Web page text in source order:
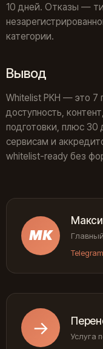
10 дней. Отказы —
категории.
Вывод
Whitelist РКН — это 7
доступность,
подготовки, плюс 30
сервисам и
whitelist-ready без
МК
Telegram
→ Услуга